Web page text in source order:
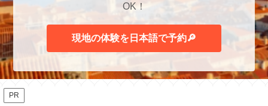
OK！
現地の体験を日本語で予約🔎
PR